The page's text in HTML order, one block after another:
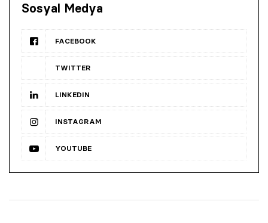
Sosyal Medya
FACEBOOK
TWITTER
LINKEDIN
INSTAGRAM
YOUTUBE